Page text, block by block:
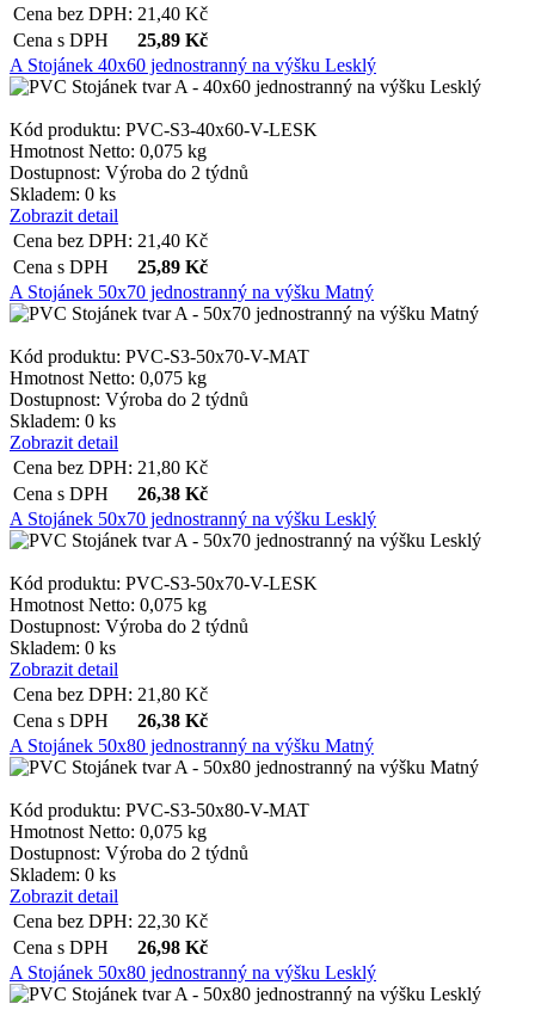
Cena bez DPH: 21,40 Kč
Cena s DPH
25,89 Kč
A Stojánek 40x60 jednostranný na výšku Lesklý
Kód produktu: PVC-S3-40x60-V-LESK
Hmotnost Netto: 0,075 kg
Dostupnost: Výroba do 2 týdnů
Skladem: 0 ks
Zobrazit detail
Cena bez DPH: 21,40 Kč
Cena s DPH
25,89 Kč
A Stojánek 50x70 jednostranný na výšku Matný
Kód produktu: PVC-S3-50x70-V-MAT
Hmotnost Netto: 0,075 kg
Dostupnost: Výroba do 2 týdnů
Skladem: 0 ks
Zobrazit detail
Cena bez DPH: 21,80 Kč
Cena s DPH
26,38 Kč
A Stojánek 50x70 jednostranný na výšku Lesklý
Kód produktu: PVC-S3-50x70-V-LESK
Hmotnost Netto: 0,075 kg
Dostupnost: Výroba do 2 týdnů
Skladem: 0 ks
Zobrazit detail
Cena bez DPH: 21,80 Kč
Cena s DPH
26,38 Kč
A Stojánek 50x80 jednostranný na výšku Matný
Kód produktu: PVC-S3-50x80-V-MAT
Hmotnost Netto: 0,075 kg
Dostupnost: Výroba do 2 týdnů
Skladem: 0 ks
Zobrazit detail
Cena bez DPH: 22,30 Kč
Cena s DPH
26,98 Kč
A Stojánek 50x80 jednostranný na výšku Lesklý